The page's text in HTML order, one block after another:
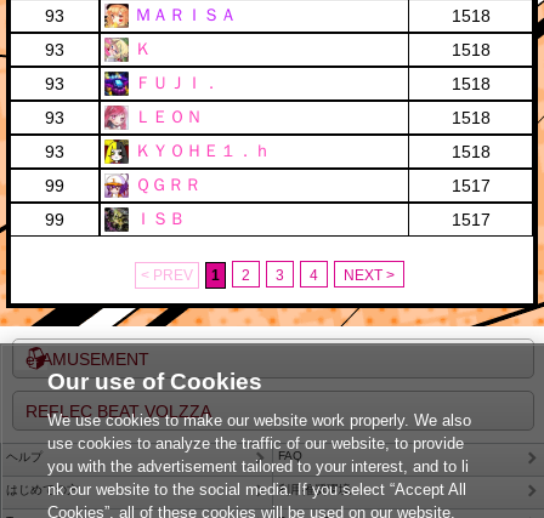
93
ＭＡＲＩＳＡ
1518
93
Ｋ
1518
93
ＦＵＪＩ．
1518
93
ＬＥＯＮ
1518
93
ＫＹＯＨＥ１．ｈ
1518
99
ＱＧＲＲ
1517
99
ＩＳＢ 1517
< PREV 1 2 3 4 NEXT >
e-AMUSEMENT
REFLEC BEAT VOLZZA
ヘルプ FAQ
はじめての方 利用推奨環境
Our use of Cookies
We use cookies to make our website work properly. We also
use cookies to analyze the traffic of our website, to provide
you with the advertisement tailored to your interest, and to li
nk our website to the social media. If you select “Accept All
Cookies”, all of these cookies will be used on our website.